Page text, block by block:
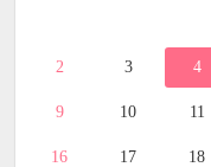
2 3 4
9 10 11
16 17 18